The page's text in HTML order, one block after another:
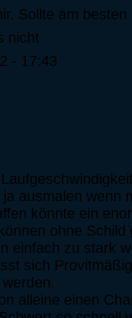
Sollte am
nicht
- 17:43
ausmalen wenn
könnte ein
ohne
einfach zu stark
sich
alleine einen